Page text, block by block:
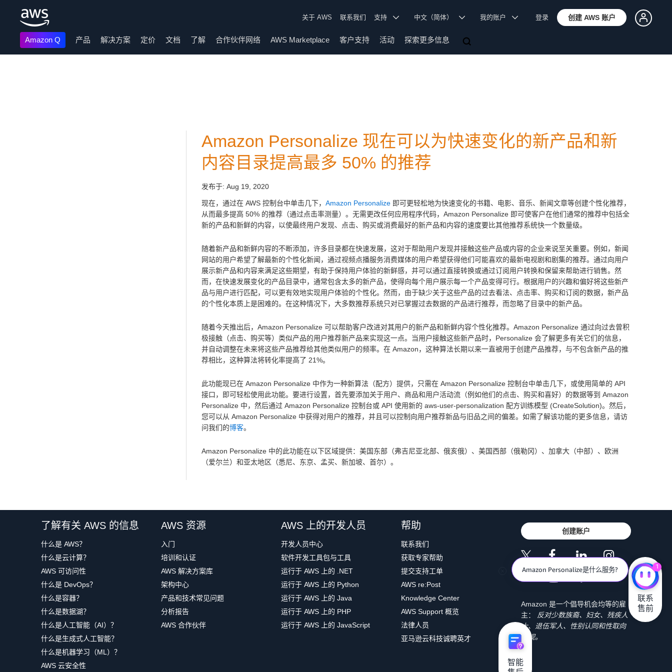
关于 AWS 联系我们 支持 中文（简体） 我的账户 登录 创建 AWS 账户
Amazon Q 产品 解决方案 定价 文档 了解 合作伙伴网络 AWS Marketplace 客户支持 活动 探索更多信息
Amazon Personalize 现在可以为快速变化的新产品和新
内容目录提高最多 50% 的推荐
发布于: Aug 19, 2020
现在，通过在 AWS 控制台中单击几下， Amazon Personalize 即可更轻松地为快速变化的书籍、电影、音乐、新闻文章等创建个性化推荐，
从而最多提高 50% 的推荐（通过点击率测量）。无需更改任何应用程序代码，Amazon Personalize 即可使客户在他们通常的推荐中包括全
新的产品和新鲜的内容，以使最终用户发现、点击、购买或消费最好的新产品和内容的速度要比其他推荐系统快一个数量级。
随着新产品和新鲜内容的不断添加，许多目录都在快速发展，这对于帮助用户发现并接触这些产品或内容的企业来说至关重要。例如，新闻
网站的用户希望了解最新的个性化新闻，通过视频点播服务消费媒体的用户希望获得他们可能喜欢的最新电视剧和剧集的推荐。通过向用户
展示新产品和内容来满足这些期望，有助于保持用户体验的新鲜感，并可以通过直接转换或通过订阅用户转换和保留来帮助进行销售。然
而，在快速发展变化的产品目录中，通常包含太多的新产品，使得向每个用户展示每一个产品变得可行。根据用户的兴趣和偏好将这些新产
品与用户进行匹配，可以更有效地实现用户体验的个性化。然而，由于缺少关于这些产品的过去看法、点击率、购买和订阅的数据，新产品
的个性化本质上是困难的。在这种情况下，大多数推荐系统只对已掌握过去数据的产品进行推荐，而忽略了目录中的新产品。
随着今天推出后，Amazon Personalize 可以帮助客户改进对其用户的新产品和新鲜内容个性化推荐。Amazon Personalize 通过向过去曾积
极接触（点击、购买等）类似产品的用户推荐新产品来实现这一点。当用户接触这些新产品时，Personalize 会了解更多有关它们的信息，
并自动调整在未来将这些产品推荐给其他类似用户的频率。在 Amazon，这种算法长期以来一直被用于创建产品推荐，与不包含新产品的推
荐相比，这种算法将转化率提高了 21%。
此功能现已在 Amazon Personalize 中作为一种新算法（配方）提供，只需在 Amazon Personalize 控制台中单击几下，或使用简单的 API
接口，即可轻松使用此功能。要进行设置，首先要添加关于用户、商品和用户活动流（例如他们的点击、购买和喜好）的数据等到 Amazon
Personalize 中，然后通过 Amazon Personalize 控制台或 API 使用新的 aws-user-personalization 配方训练模型 (CreateSolution)。然后，
您可以从 Amazon Personalize 中获得对用户的推荐，并且可以控制向用户推荐新品与旧品之间的偏差。如需了解该功能的更多信息，请访
问我们的博客。
Amazon Personalize 中的此功能在以下区域提供：美国东部（弗吉尼亚北部、俄亥俄）、美国西部（俄勒冈）、加拿大（中部）、欧洲
（爱尔兰）和亚太地区（悉尼、东京、孟买、新加坡、首尔）。
了解有关 AWS 的信息
什么是 AWS？
什么是云计算？
AWS 可访问性
什么是 DevOps？
什么是容器？
什么是数据湖？
什么是人工智能（AI）？
什么是生成式人工智能？
什么是机器学习（ML）？
AWS 云安全性
AWS 资源
入门
培训和认证
AWS 解决方案库
架构中心
产品和技术常见问题
分析报告
AWS 合作伙伴
AWS 上的开发人员
开发人员中心
软件开发工具包与工具
运行于 AWS 上的 .NET
运行于 AWS 上的 Python
运行于 AWS 上的 Java
运行于 AWS 上的 PHP
运行于 AWS 上的 JavaScript
帮助
联系我们
获取专家帮助
提交支持工单
AWS re:Post
Knowledge Center
AWS Support 概览
法律人员
亚马逊云科技诚聘英才
创建账户
Amazon 是一个倡导机会均等的雇
主：
反对少数族裔、妇女、残疾人
士、退伍军人、性别认同和性取向
歧视。
Amazon Personalize是什么服务? 1
联系
售前
智能